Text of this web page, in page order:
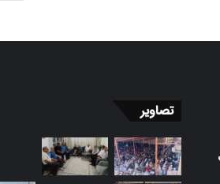
تصاویر